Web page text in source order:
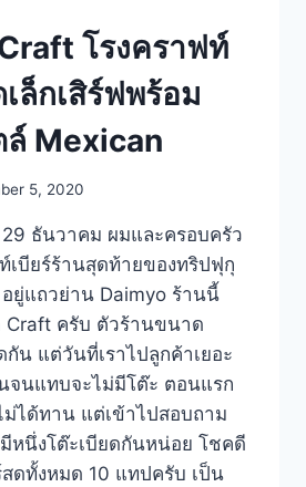
โรงคราฟท์
ล็กเสิร์ฟพร้อม
ล์ Mexican
5, 2020
ธันวาคม ผมและครอบครัว
เบียร์ร้านสุดท้ายของทริปฟุกุ
ยู่แถวย่าน Daimyo ร้านนี้
Craft ครับ ตัวร้านขนาด
กัน แต่วันที่เราไปลูกค้าเยอะ
จนแทบจะไม่มีโต๊ะ ตอนแรก
ม่ได้ทาน แต่เข้าไปสอบถาม
หนึ่งโต๊ะเบียดกันหน่อย โชคดี
ดทั้งหมด 10 แทปครับ เป็น